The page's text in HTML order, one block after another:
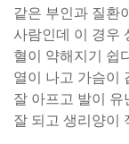
같은 부인과 질환
사람인데 이 경우
혈이 약해지기 쉽
열이 나고 가슴이
잘 아프고 발이 유
잘 되고 생리양이